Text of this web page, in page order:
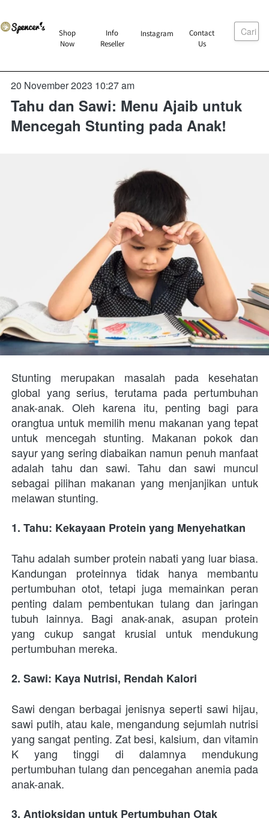
`
Shop
Now
` Info
Reseller
`Instagram `
Contact
Us
Cari
20 November 2023 10:27 am
Tahu dan Sawi: Menu Ajaib untuk
Mencegah Stunting pada Anak!
Stunting merupakan masalah pada kesehatan
global yang serius, terutama pada pertumbuhan
anak-anak. Oleh karena itu, penting bagi para
orangtua untuk memilih menu makanan yang tepat
untuk mencegah stunting. Makanan pokok dan
sayur yang sering diabaikan namun penuh manfaat
adalah tahu dan sawi. Tahu dan sawi muncul
sebagai pilihan makanan yang menjanjikan untuk
melawan stunting.
1. Tahu: Kekayaan Protein yang Menyehatkan
Tahu adalah sumber protein nabati yang luar biasa.
Kandungan proteinnya tidak hanya membantu
pertumbuhan otot, tetapi juga memainkan peran
penting dalam pembentukan tulang dan jaringan
tubuh lainnya. Bagi anak-anak, asupan protein
yang cukup sangat krusial untuk mendukung
pertumbuhan mereka.
2. Sawi: Kaya Nutrisi, Rendah Kalori
Sawi dengan berbagai jenisnya seperti sawi hijau,
sawi putih, atau kale, mengandung sejumlah nutrisi
yang sangat penting. Zat besi, kalsium, dan vitamin
K yang tinggi di dalamnya mendukung
pertumbuhan tulang dan pencegahan anemia pada
anak-anak.
3. Antioksidan untuk Pertumbuhan Otak